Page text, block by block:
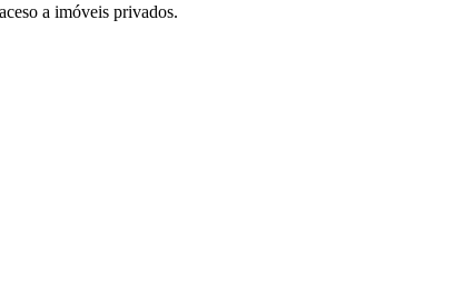
a imóveis privados.